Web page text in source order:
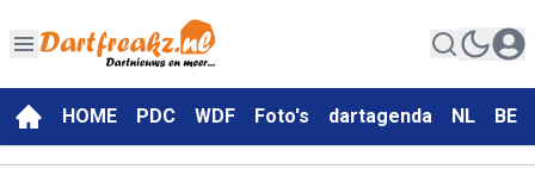
HOME PDC WDF Foto's dartagenda NL BE